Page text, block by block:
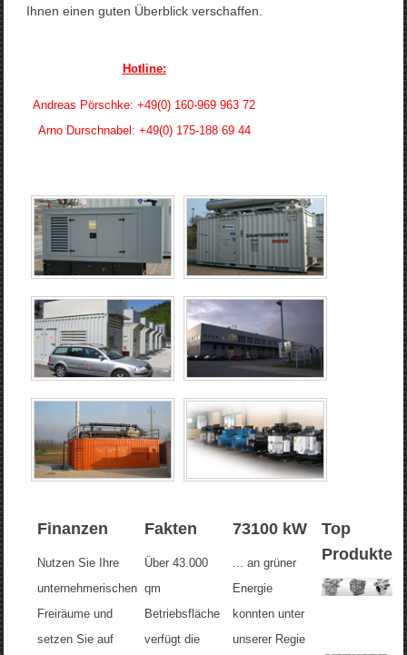
Ihnen einen guten Überblick verschaffen.
Hotline:
Andreas Pörschke: +49(0) 160-969 963 72
Arno Durschnabel: +49(0) 175-188 69 44
Finanzen
Nutzen Sie Ihre
unternehmerischen
Freiräume und
setzen Sie auf
Fakten
Über 43.000
qm
Betriebsfläche
verfügt die
73100 kW
... an grüner
Energie
konnten unter
unserer Regie
Top
Produkte